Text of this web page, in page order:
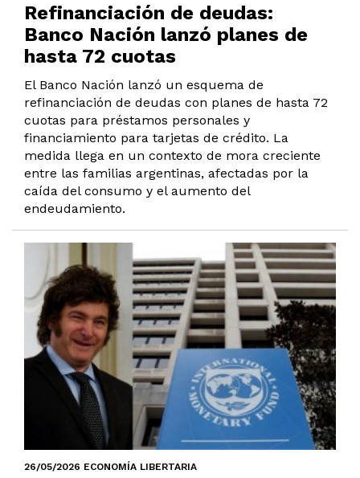
Refinanciación de deudas:
Banco Nación lanzó planes de
hasta 72 cuotas
El Banco Nación lanzó un esquema de
refinanciación de deudas con planes de hasta 72
cuotas para préstamos personales y
financiamiento para tarjetas de crédito. La
medida llega en un contexto de mora creciente
entre las familias argentinas, afectadas por la
caída del consumo y el aumento del
endeudamiento.
26/05/2026 ECONOMÍA LIBERTARIA